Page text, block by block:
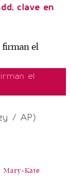
clave en
el
/ AP)
Mary-Kate